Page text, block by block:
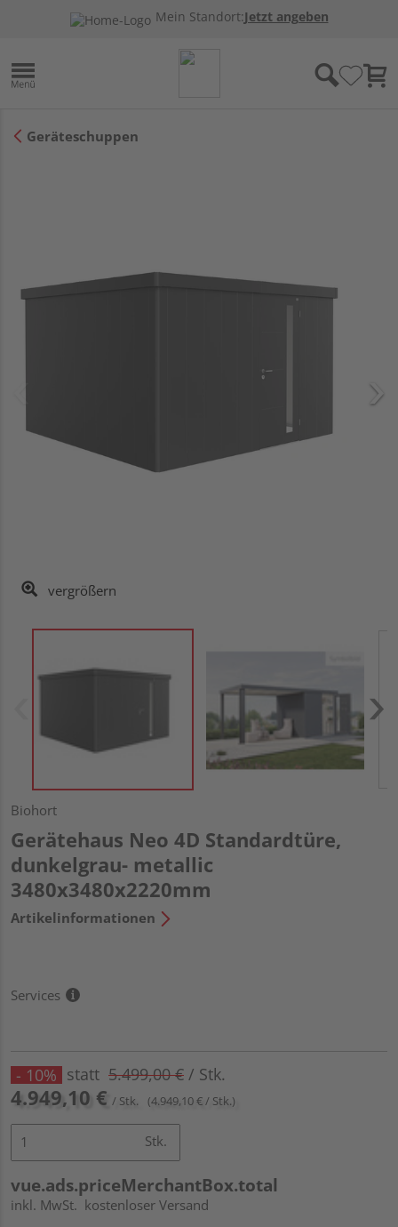
Mein Standort:Jetzt angeben
Geräteschuppen
vergrößern
Biohort
Gerätehaus Neo 4D Standardtüre,
dunkelgrau- metallic
3480x3480x2220mm
Artikelinformationen
Services
- 10% statt 5.499,00 € / Stk.
4.949,10 € / Stk. (4.949,10 € / Stk.)
Stk.
vue.ads.priceMerchantBox.total
inkl. MwSt. kostenloser Versand